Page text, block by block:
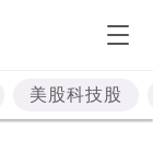
美股科技股